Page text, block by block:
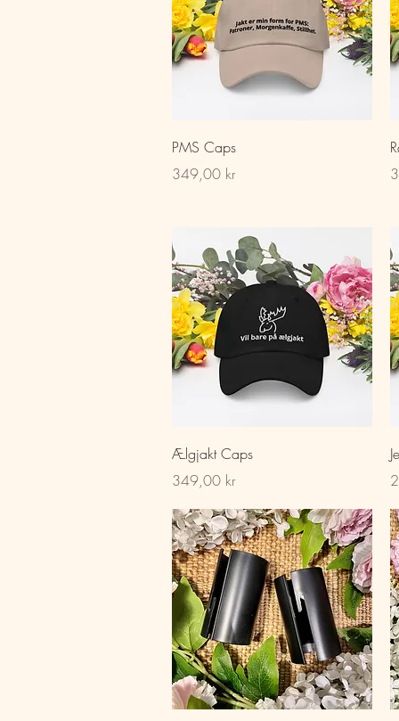
PMS Caps
Pris
349,00 kr
Hurtigvisning
Ælgjakt Caps
Pris
349,00 kr